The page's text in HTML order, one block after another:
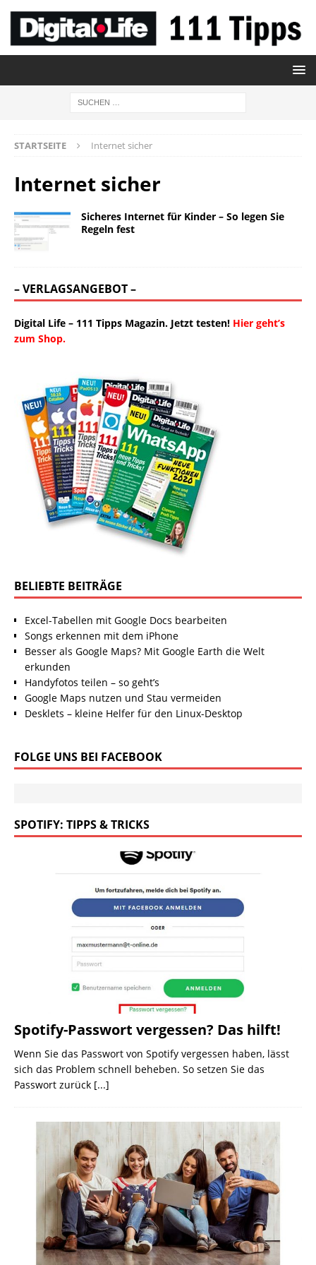
STARTSEITE Internet sicher
Internet sicher
Sicheres Internet für Kinder – So legen Sie
Regeln fest
– VERLAGSANGEBOT –
Digital Life – 111 Tipps Magazin. Jetzt testen! Hier geht’s
zum Shop.
BELIEBTE BEITRÄGE
Excel-Tabellen mit Google Docs bearbeiten
Songs erkennen mit dem iPhone
Besser als Google Maps? Mit Google Earth die Welt
erkunden
Handyfotos teilen – so geht’s
Google Maps nutzen und Stau vermeiden
Desklets – kleine Helfer für den Linux-Desktop
FOLGE UNS BEI FACEBOOK
SPOTIFY: TIPPS & TRICKS
Spotify-Passwort vergessen? Das hilft!
Wenn Sie das Passwort von Spotify vergessen haben, lässt
sich das Problem schnell beheben. So setzen Sie das
Passwort zurück [...]